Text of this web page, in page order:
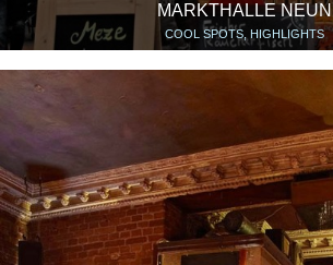
MARKTHALLE NEUN
COOL SPOTS, HIGHLIGHTS